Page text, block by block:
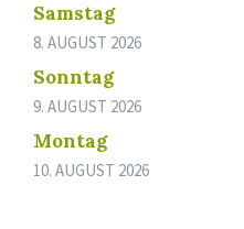
Samstag
8. AUGUST 2026
Sonntag
9. AUGUST 2026
Montag
10. AUGUST 2026